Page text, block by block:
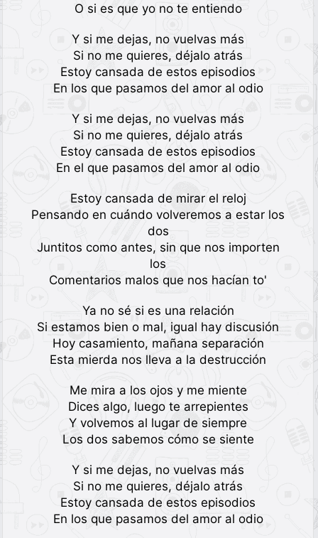
O si es que yo no te entiendo
Y si me dejas, no vuelvas más
Si no me quieres, déjalo atrás
Estoy cansada de estos episodios
En los que pasamos del amor al odio
Y si me dejas, no vuelvas más
Si no me quieres, déjalo atrás
Estoy cansada de estos episodios
En el que pasamos del amor al odio
Estoy cansada de mirar el reloj
Pensando en cuándo volveremos a estar los
dos
Juntitos como antes, sin que nos importen
los
Comentarios malos que nos hacían to'
Ya no sé si es una relación
Si estamos bien o mal, igual hay discusión
Hoy casamiento, mañana separación
Esta mierda nos lleva a la destrucción
Me mira a los ojos y me miente
Dices algo, luego te arrepientes
Y volvemos al lugar de siempre
Los dos sabemos cómo se siente
Y si me dejas, no vuelvas más
Si no me quieres, déjalo atrás
Estoy cansada de estos episodios
En los que pasamos del amor al odio